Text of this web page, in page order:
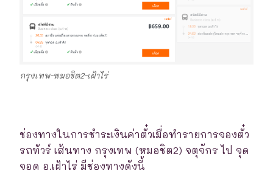
กรุงเทพ-หมอชิต2-เฝ้าไร่
ช่องทางในการชำระเงินค่าตั๋วเมื่อทำรายการจองตั๋ว
รถทัวร์ เส้นทาง กรุงเทพ (หมอชิต2) จตุจักร ไป จุด
จอด อ.เฝ้าไร่ มีช่องทางดังนี้